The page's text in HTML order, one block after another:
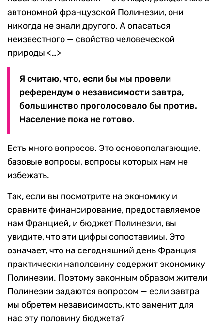
автономной французской Полинезии, они
никогда не знали другого. А опасаться
неизвестного — свойство человеческой
природы <…>
Я считаю, что, если бы мы провели
референдум о независимости завтра,
большинство проголосовало бы против.
Население пока не готово.
Есть много вопросов. Это основополагающие,
базовые вопросы, вопросы которых нам не
избежать.
Так, если вы посмотрите на экономику и
сравните финансирование, предоставляемое
нам Францией, и бюджет Полинезии, вы
увидите, что эти цифры сопоставимы. Это
означает, что на сегодняшний день Франция
практически наполовину содержит экономику
Полинезии. Поэтому законным образом жители
Полинезии задаются вопросом — если завтра
мы обретем независимость, кто заменит для
нас эту половину бюджета?